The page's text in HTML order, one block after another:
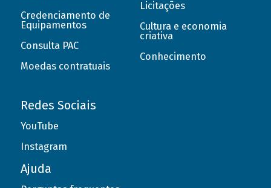
Credenciamento de
Equipamentos
Consulta PAC
Moedas contratuais
Licitações
Cultura e economia
criativa
Conhecimento
Redes Sociais
YouTube
Instagram
Ajuda